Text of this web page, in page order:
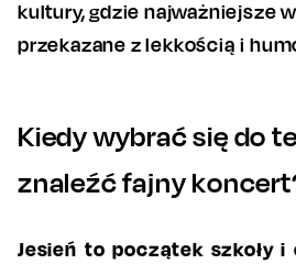
kultury, gdzie najważniejsze
przekazane z lekkością i
Kiedy wybrać się do
znaleźć fajny
Jesień to początek szkoły i